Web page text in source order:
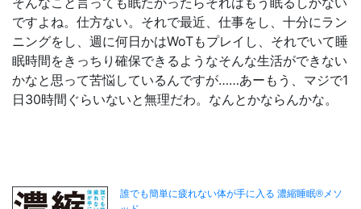
ですよね。仕方ない。それで最近、仕事をし、十分にラン
ニングをし、週に何日かはWoTもプレイし、それでいて睡
眠時間をきっちり確保できるようなそんな生活ができない
かなと思って苦悩しているんですが……あーもう、マジで1
日30時間ぐらいないと無理だわ。なんとかならんかな。